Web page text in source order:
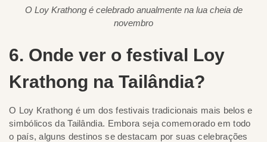
O Loy Krathong é celebrado anualmente na lua cheia de
novembro
6. Onde ver o festival Loy
Krathong na Tailândia?
O Loy Krathong é um dos festivais tradicionais mais belos e
simbólicos da Tailândia. Embora seja comemorado em todo
o país, alguns destinos se destacam por suas celebrações